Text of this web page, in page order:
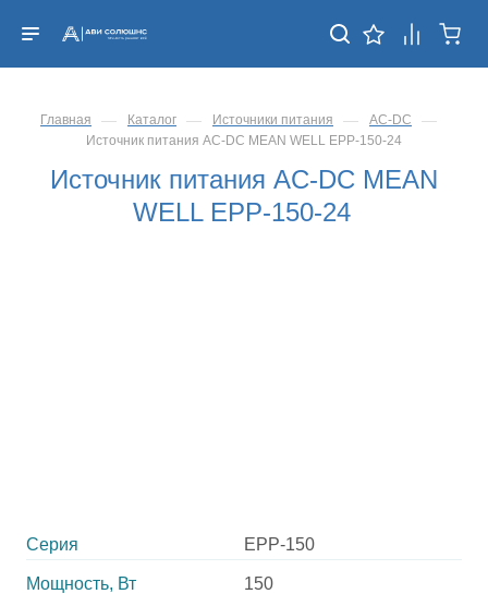
Главная — Каталог — Источники питания — AC-DC —
Источник питания AC-DC MEAN WELL EPP-150-24
Источник питания AC-DC MEAN
WELL EPP-150-24
Серия EPP-150
Мощность, Вт 150